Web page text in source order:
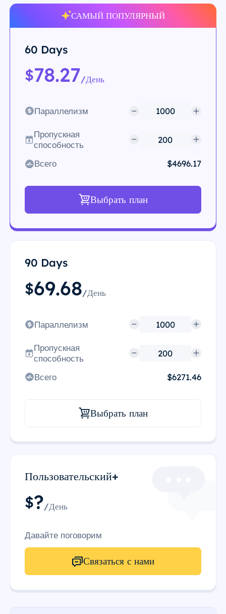
САМЫЙ ПОПУЛЯРНЫЙ
60 Days
$78.27/День
Параллелизм
Пропускная
способность
Всего
$4696.17
Выбрать план
90 Days
$69.68/День
Параллелизм
Пропускная
способность
Всего
$6271.46
Выбрать план
Пользовательский+
$?/День
Давайте поговорим
Связаться с нами